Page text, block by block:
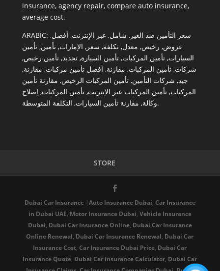
insurance, agency repair, compare auto insurance,
average cost.
ARABIC:
سعر التأمين ضد الغير, شامل, عبر الإنترنت, أفضل,
عروض, رخيص, معدل,تكلفة, سعر, الإمارات,تأمين,تأمين
السيارات,تأمين المركبات,تأمين السيارة,تجديد,تأمين رخيص,
شركات,تأمين المركبات, مقارنة, أفضل تأمين مركبات, مقارنة,
جيد, شركات التأمين,تأمين المركبات الرخيص, مقارنة تأمين
المركبات,تأمين المركبات عبر الإنترنت,تأمين المركبات, إصلاح
وكالة, مقارنة تأمين السيارات, التكلفة المتوسطة .
STORE
Dubai Car Insurance|Auto Insurance Dubai, Car Insurance
in Dubai UAE, Motor Insurance Dubai, Vehicle Insurance
Dubai, Dubai Car Insurance Online, Dubai Car Insurance
Online Renewal, Dubai Car Insurance Renewal, Dubai Car
Insurance Cost, Car Insurance Dubai Price, Dubai Car
Insurance Quote, Dubai Car Insurance Calculator, Dubai Car